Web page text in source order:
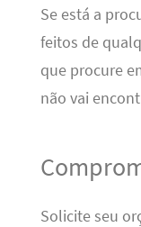
Se está a
feitos de
que procure
não vai
Solicite seu